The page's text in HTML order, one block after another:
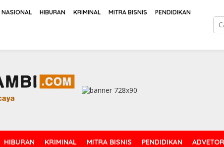
NASIONAL HIBURAN KRIMINAL MITRA BISNIS PENDIDIKAN
HIBURAN KRIMINAL MITRA BISNIS PENDIDIKAN